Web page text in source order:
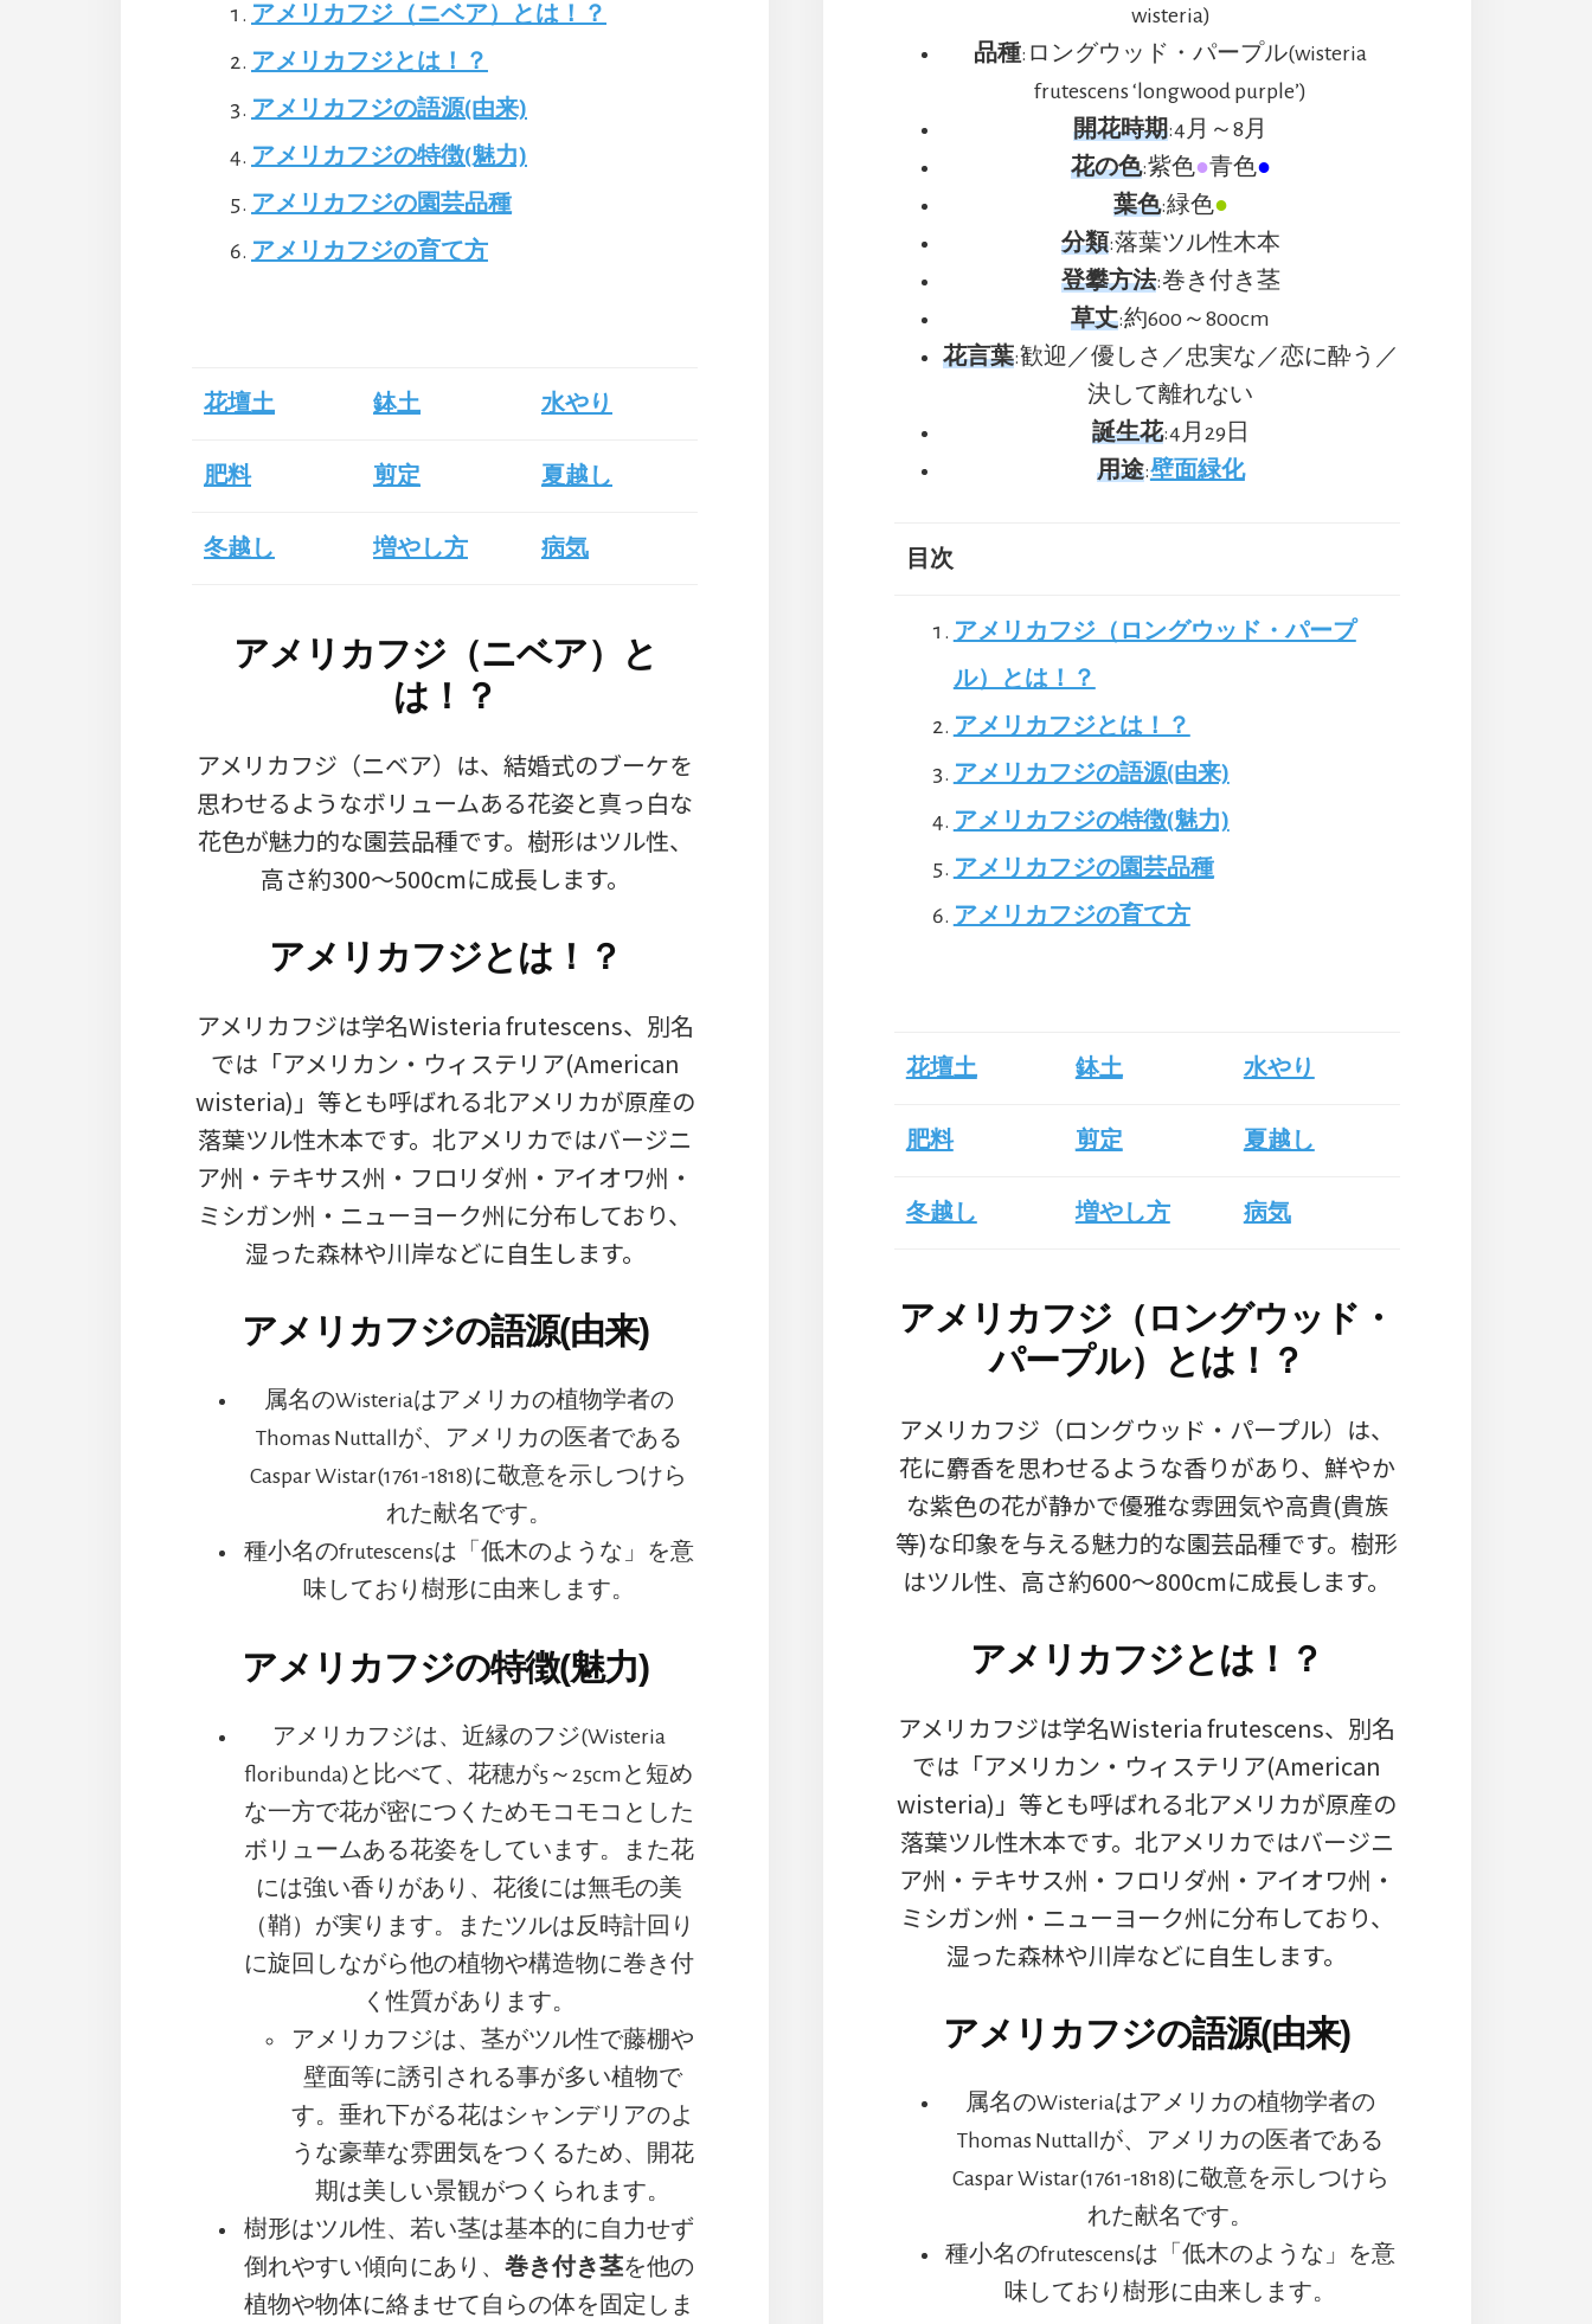
アメリカフジ（ニベア）とは！？
アメリカフジとは！？
アメリカフジの語源(由来)
アメリカフジの特徴(魅力)
アメリカフジの園芸品種
アメリカフジの育て方
花壇土 鉢土 水やり
肥料 剪定 夏越し
冬越し 増やし方 病気
アメリカフジ（ニベア）と
は！？
アメリカフジ（ニベア）は、結婚式のブーケを
思わせるようなボリュームある花姿と真っ白な
花色が魅力的な園芸品種です。樹形はツル性、
高さ約300～500cmに成長します。
アメリカフジとは！？
アメリカフジは学名Wisteria frutescens、別名
では「アメリカン・ウィステリア(American
wisteria)」等とも呼ばれる北アメリカが原産の
落葉ツル性木本です。北アメリカではバージニ
ア州・テキサス州・フロリダ州・アイオワ州・
ミシガン州・ニューヨーク州に分布しており、
湿った森林や川岸などに自生します。
アメリカフジの語源(由来)
属名のWisteriaはアメリカの植物学者の
Thomas Nuttallが、アメリカの医者である
Caspar Wistar(1761-1818)に敬意を示しつけら
れた献名です。
種小名のfrutescensは「低木のような」を意
味しており樹形に由来します。
アメリカフジの特徴(魅力)
アメリカフジは、近縁のフジ(Wisteria
floribunda)と比べて、花穂が5～25cmと短め
な一方で花が密につくためモコモコとした
ボリュームある花姿をしています。また花
には強い香りがあり、花後には無毛の美
（鞘）が実ります。またツルは反時計回り
に旋回しながら他の植物や構造物に巻き付
く性質があります。
アメリカフジは、茎がツル性で藤棚や
壁面等に誘引される事が多い植物で
す。垂れ下がる花はシャンデリアのよ
うな豪華な雰囲気をつくるため、開花
期は美しい景観がつくられます。
樹形はツル性、若い茎は基本的に自力せず
倒れやすい傾向にあり、 巻き付き茎を他の
植物や物体に絡ませて自らの体を固定しま
wisteria)
品種:ロングウッド・パープル(wisteria
frutescens ‘longwood purple’)
開花時期:4月～8月
花の色:紫色●青色●
葉色:緑色●
分類:落葉ツル性木本
登攀方法:巻き付き茎
草丈:約600～800cm
花言葉:歓迎／優しさ／忠実な／恋に酔う／
決して離れない
誕生花:4月29日
用途:壁面緑化
目次
アメリカフジ（ロングウッド・パープ
ル）とは！？
アメリカフジとは！？
アメリカフジの語源(由来)
アメリカフジの特徴(魅力)
アメリカフジの園芸品種
アメリカフジの育て方
花壇土 鉢土 水やり
肥料 剪定 夏越し
冬越し 増やし方 病気
アメリカフジ（ロングウッド・
パープル）とは！？
アメリカフジ（ロングウッド・パープル）は、
花に麝香を思わせるような香りがあり、鮮やか
な紫色の花が静かで優雅な雰囲気や高貴(貴族
等)な印象を与える魅力的な園芸品種です。樹形
はツル性、高さ約600～800cmに成長します。
アメリカフジとは！？
アメリカフジは学名Wisteria frutescens、別名
では「アメリカン・ウィステリア(American
wisteria)」等とも呼ばれる北アメリカが原産の
落葉ツル性木本です。北アメリカではバージニ
ア州・テキサス州・フロリダ州・アイオワ州・
ミシガン州・ニューヨーク州に分布しており、
湿った森林や川岸などに自生します。
アメリカフジの語源(由来)
属名のWisteriaはアメリカの植物学者の
Thomas Nuttallが、アメリカの医者である
Caspar Wistar(1761-1818)に敬意を示しつけら
れた献名です。
種小名のfrutescensは「低木のような」を意
味しており樹形に由来します。